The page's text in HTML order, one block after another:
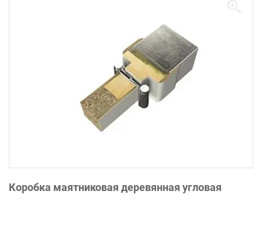
Коробка маятниковая деревянная угловая